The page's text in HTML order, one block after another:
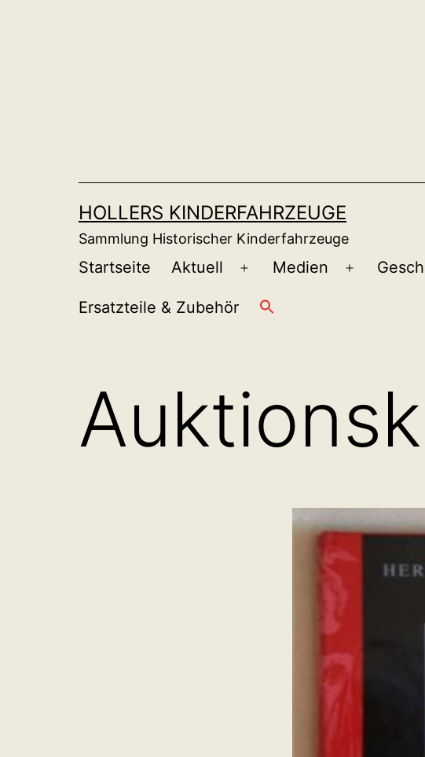
HOLLERS KINDERFAHRZEUGE
Sammlung Historischer Kinderfahrzeuge
Startseite Aktuell
Menü
öffnen
Medien
Menü
Ersatzteile & Zubehör